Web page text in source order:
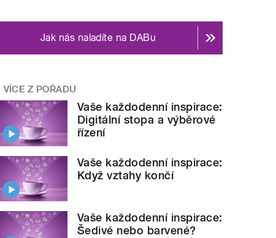
Jak nás naladíte na DABu
VÍCE Z POŘADU
Vaše každodenní inspirace:
Digitální stopa a výběrové
řízení
Vaše každodenní inspirace:
Když vztahy končí
Vaše každodenní inspirace:
Šedivé nebo barvené?